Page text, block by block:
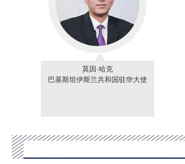
莫因·哈克
巴基斯坦伊斯兰共和国驻华大使